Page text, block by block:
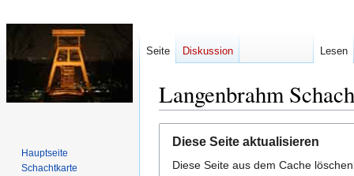
Langenbrahm
Navigation
springen
Suche
springen
Diese Seite aktualisieren
Diese Seite aus dem Cache
Seite Diskussion Lesen
Hauptseite
Schachtkarte